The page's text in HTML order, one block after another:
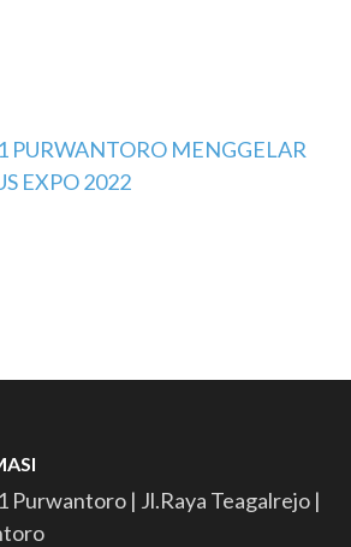
PURWANTORO MENGGELAR
EXPO 2022
Purwantoro | Jl.Raya Teagalrejo |